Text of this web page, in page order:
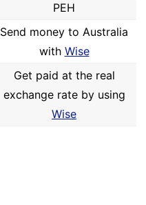
PEH
Send money to Australia
with Wise
Get paid at the real
exchange rate by using
Wise